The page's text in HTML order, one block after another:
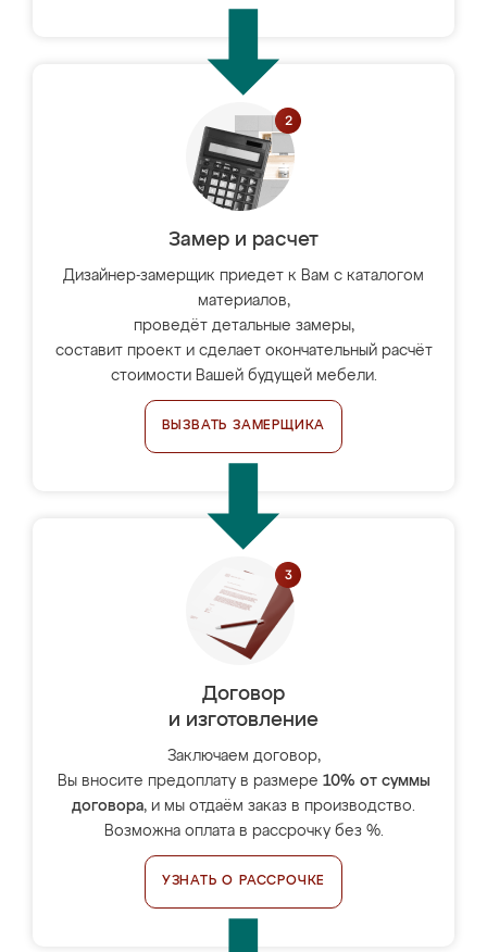
Замер и расчет
Дизайнер-замерщик приедет к Вам с каталогом
материалов,
проведёт детальные замеры,
составит проект и сделает окончательный расчёт
стоимости Вашей будущей мебели.
ВЫЗВАТЬ ЗАМЕРЩИКА
Договор
и изготовление
Заключаем договор,
Вы вносите предоплату в размере 10% от суммы
договора, и мы отдаём заказ в производство.
Возможна оплата в рассрочку без %.
УЗНАТЬ О РАССРОЧКЕ